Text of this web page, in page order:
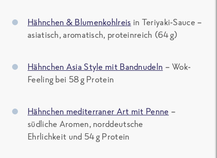
Hähnchen & Blumenkohlreis in Teriyaki-Sauce –
asiatisch, aromatisch, proteinreich (64 g)
Hähnchen Asia Style mit Bandnudeln – Wok-
Feeling bei 58 g Protein
Hähnchen mediterraner Art mit Penne –
südliche Aromen, norddeutsche
Ehrlichkeit und 54 g Protein